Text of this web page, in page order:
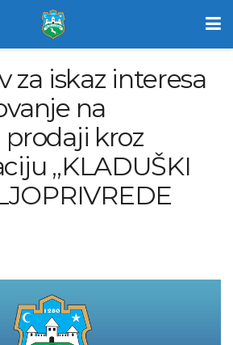
za iskaz interesa
na
kroz
„KLADUŠKI